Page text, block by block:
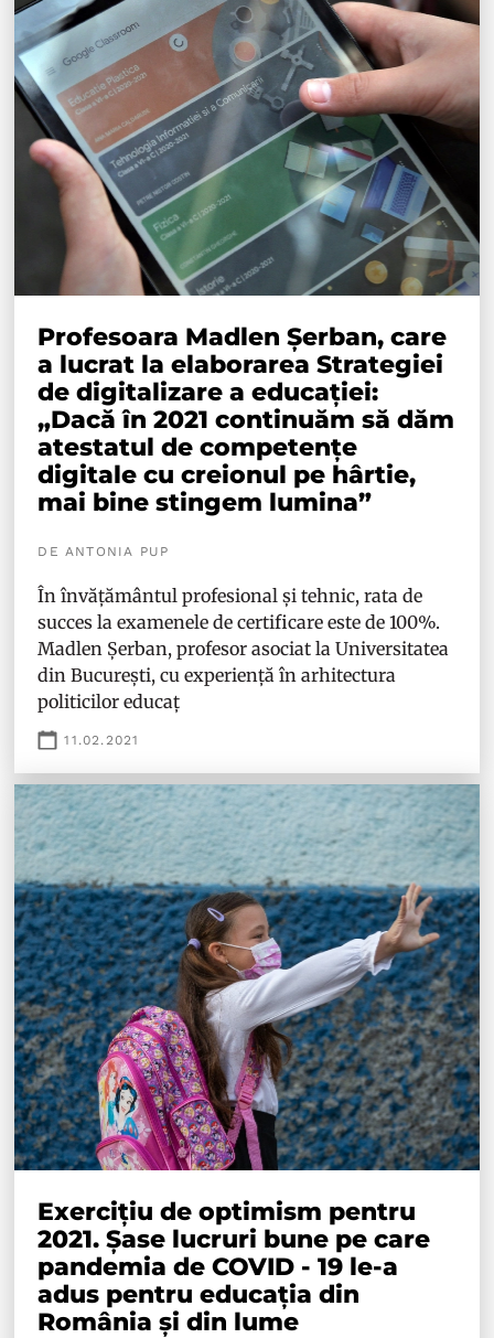
Profesoara Madlen Șerban, care
a lucrat la elaborarea Strategiei
de digitalizare a educației:
„Dacă în 2021 continuăm să dăm
atestatul de competențe
digitale cu creionul pe hârtie,
mai bine stingem lumina”
DE ANTONIA PUP
În învățământul profesional și tehnic, rata de
succes la examenele de certificare este de 100%.
Madlen Șerban, profesor asociat la Universitatea
din București, cu experiență în arhitectura
politicilor educaț
11.02.2021
Exercițiu de optimism pentru
2021. Șase lucruri bune pe care
pandemia de COVID - 19 le-a
adus pentru educația din
România și din lume